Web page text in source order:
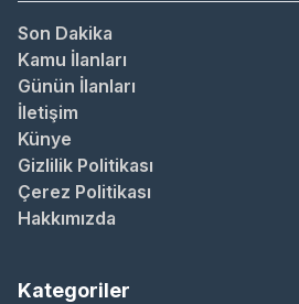
Son Dakika
Kamu İlanları
Günün İlanları
İletişim
Künye
Gizlilik Politikası
Çerez Politikası
Hakkımızda
Kategoriler